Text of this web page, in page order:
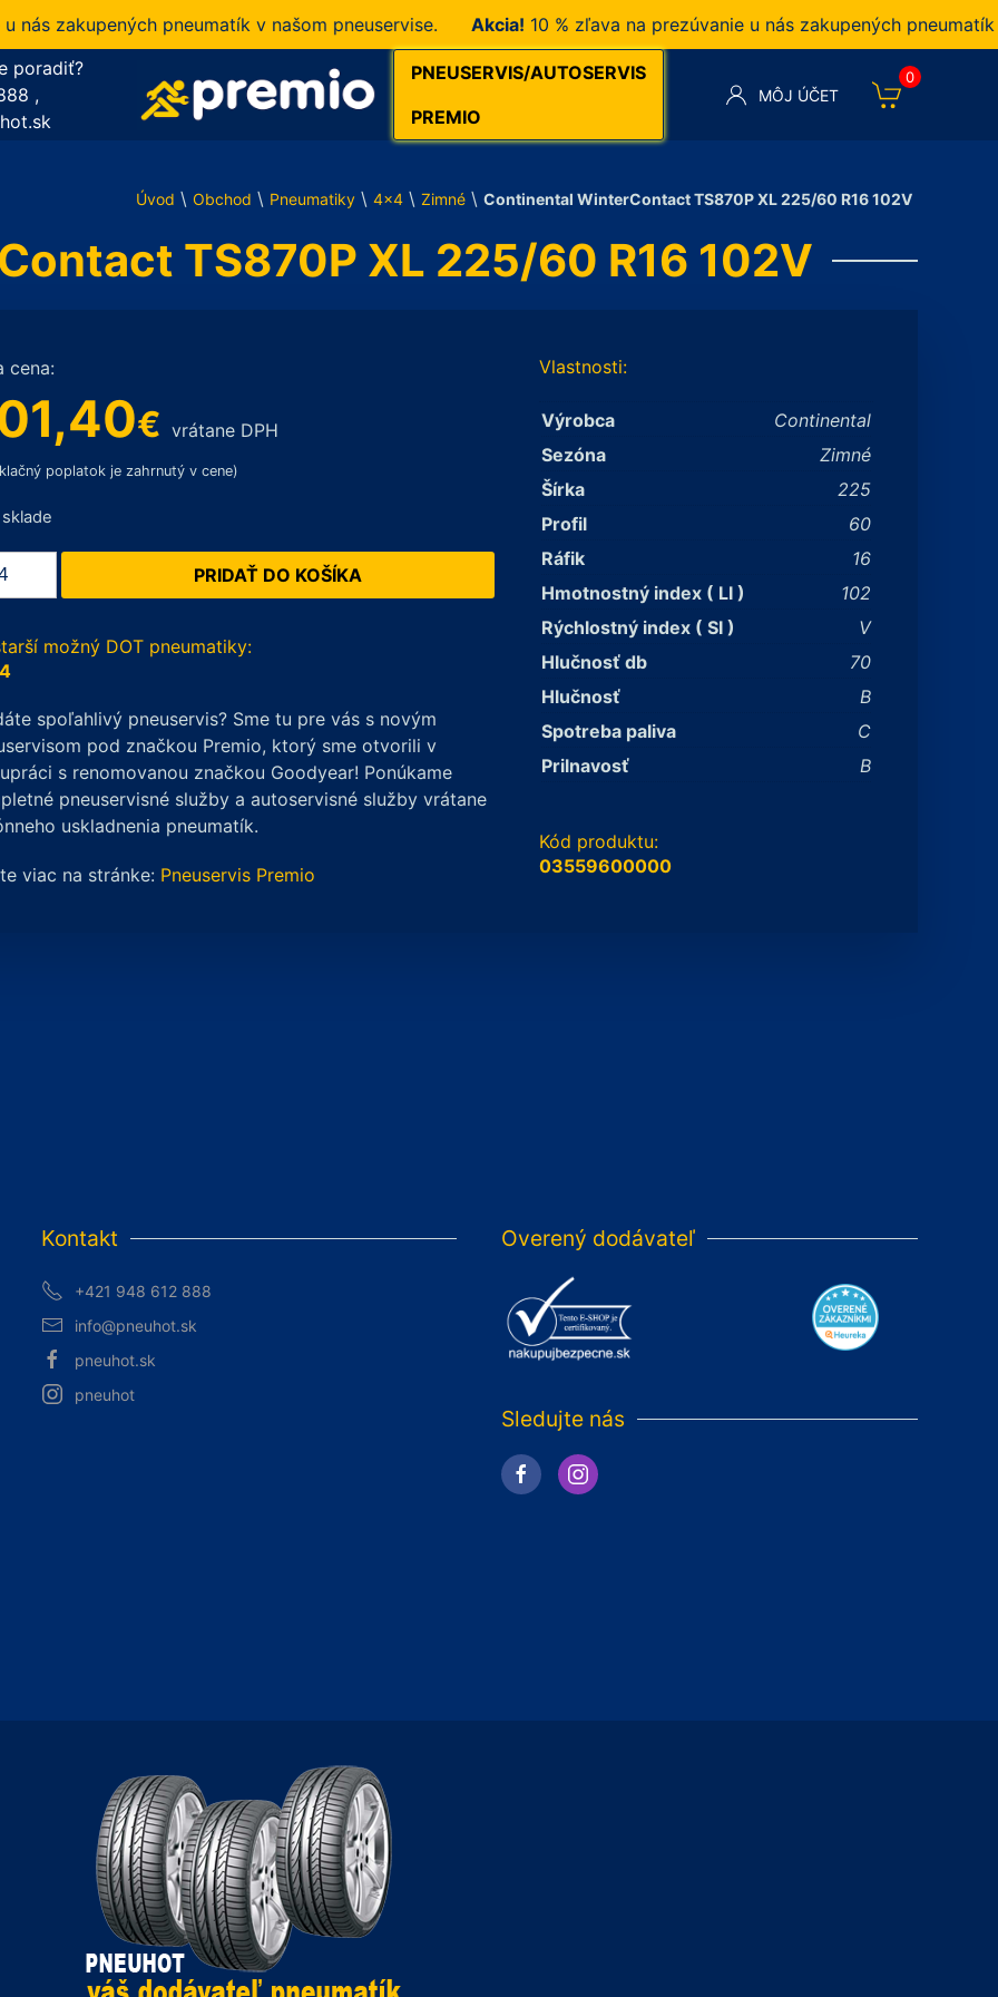
zakupených pneumatík v našom pneuservise. Akcia!10 % zľava na prezúvanie u nás zakupených pneumatík v
poradiť?
,
PNEUSERVIS/AUTOSERVIS
PREMIO
MÔJ ÚČET
0
Úvod \ Obchod \ Pneumatiky \ 4x4 \ Zimné \ Continental WinterContact TS870P XL 225/60 R16 102V
TS870P XL 225/60 R16 102V
cena:
€ vrátane DPH
poplatok je zahrnutý v cene)
PRIDAŤ DO KOŠÍKA
možný DOT pneumatiky:
spoľahlivý pneuservis? Sme tu pre vás s novým
pod značkou Premio, ktorý sme otvorili v
s renomovanou značkou Goodyear! Ponúkame
pneuservisné služby a autoservisné služby vrátane
uskladnenia pneumatík.
viac na stránke: Pneuservis Premio
Vlastnosti:
Výrobca
Continental
Sezóna
Zimné
Šírka
225
Profil
60
Ráfik
16
Hmotnostný index ( LI )
102
Rýchlostný index ( SI )
V
Hlučnosť db
70
Hlučnosť
B
Spotreba paliva
C
Prilnavosť
B
Kód produktu:
03559600000
Kontakt
+421 948 612 888
info@pneuhot.sk
pneuhot.sk
pneuhot
Overený dodávateľ
Sledujte nás